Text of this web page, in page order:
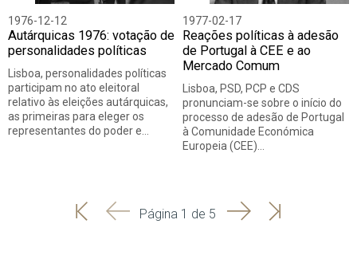
1976-12-12
Autárquicas 1976: votação de
personalidades políticas
Lisboa, personalidades políticas
participam no ato eleitoral
relativo às eleições autárquicas,
as primeiras para eleger os
representantes do poder e…
1977-02-17
Reações políticas à adesão
de Portugal à CEE e ao
Mercado Comum
Lisboa, PSD, PCP e CDS
pronunciam-se sobre o início do
processo de adesão de Portugal
à Comunidade Económica
Europeia (CEE)…
'
'
Página 1 de 5 SeguinteÚltima